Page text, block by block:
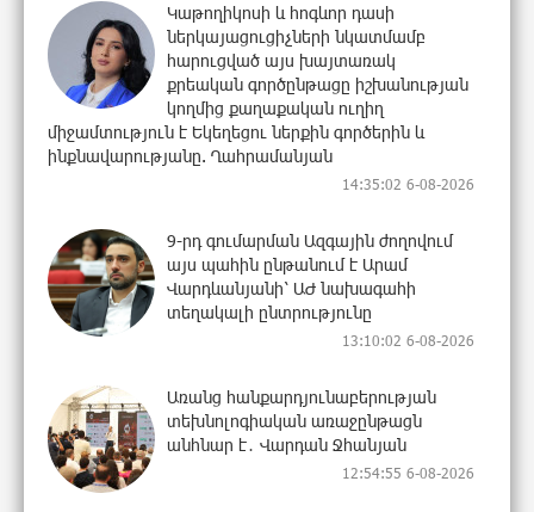
Կաթողիկոսի և հոգևոր դասի
ներկայացուցիչների նկատմամբ
հարուցված այս խայտառակ
քրեական գործընթացը իշխանության
կողմից քաղաքական ուղիղ
միջամտություն է Եկեղեցու ներքին գործերին և
ինքնավարությանը. Ղահրամանյան
14:35:02 6-08-2026
9-րդ գումարման Ազգային ժողովում
այս պահին ընթանում է Արամ
Վարդևանյանի՝ ԱԺ նախագահի
տեղակալի ընտրությունը
13:10:02 6-08-2026
Առանց հանքարդյունաբերության
տեխնոլոգիական առաջընթացն
անհնար է․ Վարդան Ջհանյան
12:54:55 6-08-2026